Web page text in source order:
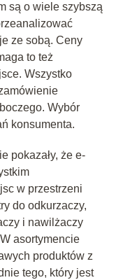
są o wiele szybszą
ze sobą. Ceny
to też
Wszystko
Wybór
konsumenta.
pokazały, że e-
w przestrzeni
do odkurzaczy,
i nawilżaczy
asortymencie
produktów z
tego, który jest